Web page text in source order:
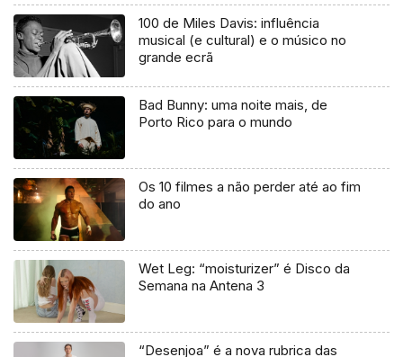
100 de Miles Davis: influência
musical (e cultural) e o músico no
grande ecrã
Bad Bunny: uma noite mais, de
Porto Rico para o mundo
Os 10 filmes a não perder até ao fim
do ano
Wet Leg: “moisturizer” é Disco da
Semana na Antena 3
“Desenjoa” é a nova rubrica das